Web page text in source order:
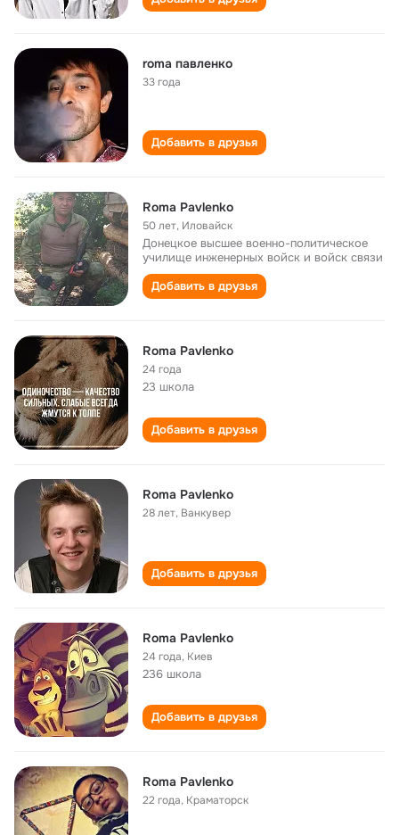
roma павленко
33 года
Добавить в друзья
Roma Pavlenko
50 лет, Иловайск
Донецкое высшее военно-политическое
училище инженерных войск и войск связи
Добавить в друзья
Roma Pavlenko
24 года
23 школа
Добавить в друзья
Roma Pavlenko
28 лет, Ванкувер
Добавить в друзья
Roma Pavlenko
24 года, Киев
236 школа
Добавить в друзья
Roma Pavlenko
22 года, Краматорск